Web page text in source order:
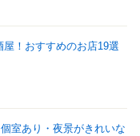
！おすすめのお店19選
室あり・夜景がきれいな